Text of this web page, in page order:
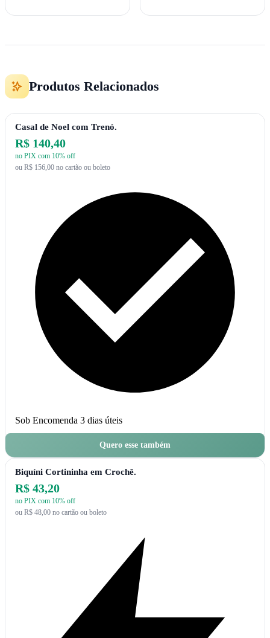
Produtos Relacionados
Casal de Noel com Trenó.
R$ 140,40
no PIX com 10% off
ou R$ 156,00 no cartão ou boleto
Sob Encomenda 3 dias úteis
Quero esse também
Biquíni Cortininha em Crochê.
R$ 43,20
no PIX com 10% off
ou R$ 48,00 no cartão ou boleto